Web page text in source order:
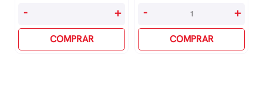
O
1
- +
COMPRAR
Você
- +
COMPRAR